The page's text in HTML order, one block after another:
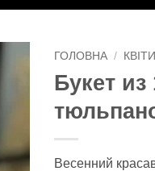
ГОЛОВНА / КВІТИ
Букет
Весенний